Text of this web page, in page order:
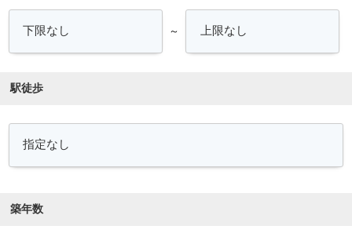
～
駅徒歩
築年数